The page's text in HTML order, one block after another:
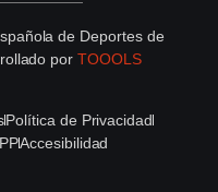
de Deportes de
porTOOOLS
Política de Privacidad
Accesibilidad